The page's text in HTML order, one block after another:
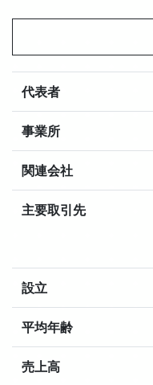
代表者
事業所
関連会社
主要取引先
設立
平均年齢
売上高